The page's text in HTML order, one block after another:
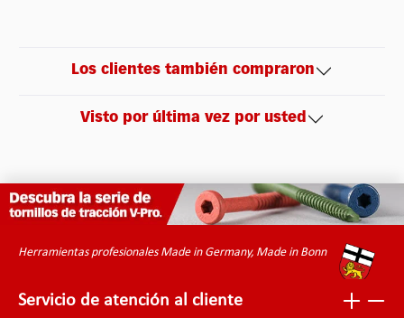
Los clientes también compraron
Visto por última vez por usted
Herramientas profesionales Made in Germany, Made in Bonn
Servicio de atención al cliente